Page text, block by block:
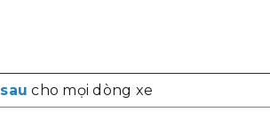
cho mọi dòng xe